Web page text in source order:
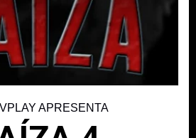
APRESENTA